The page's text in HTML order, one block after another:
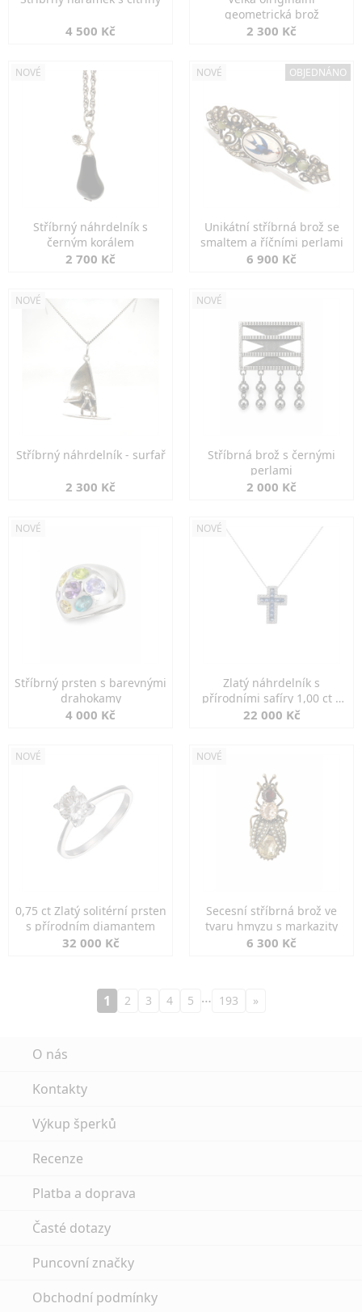
4 500 Kč
geometrická brož
2 300 Kč
NOVÉ
Stříbrný náhrdelník s
černým korálem
2 700 Kč
NOVÉ OBJEDNÁNO
Unikátní stříbrná brož se
smaltem a říčními perlami
6 900 Kč
NOVÉ
Stříbrný náhrdelník - surfař
2 300 Kč
NOVÉ
Stříbrná brož s černými
perlami
2 000 Kč
NOVÉ
Stříbrný prsten s barevnými
drahokamy
4 000 Kč
NOVÉ
Zlatý náhrdelník s
přírodními safíry 1,00 ct a
diamanty
22 000 Kč
NOVÉ
0,75 ct Zlatý solitérní prsten
s přírodním diamantem
32 000 Kč
NOVÉ
Secesní stříbrná brož ve
tvaru hmyzu s markazity
6 300 Kč
1 2 3 4 5 … 193 »
O nás
Kontakty
Výkup šperků
Recenze
Platba a doprava
Časté dotazy
Puncovní značky
Obchodní podmínky